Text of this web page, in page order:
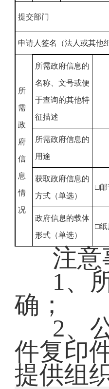
提交部门
申请人签名（法人
所
需
政
府
信
息
情
况
所需政府信息的
名称、文号或便
于查询的其他特
征描述
所需政府信息的
用途
获取政府信息的
方式（单选）
□
政府信息的载体
形式（单选）
□
注意
1、
确；
2、
件复印
提供组